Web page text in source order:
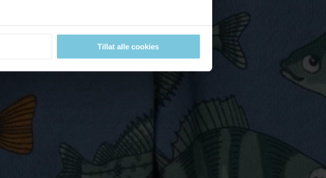
Tillat alle cookies